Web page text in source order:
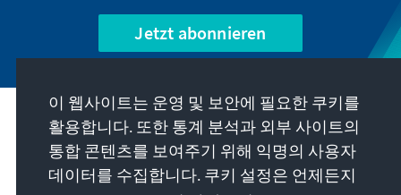
Jetzt abonnieren
우리의 과제
연락처
이 웹사이트는 운영 및 보안에 필요한 쿠키를
활용합니다. 또한 통계 분석과 외부 사이트의
통합 콘텐츠를 보여주기 위해 익명의 사용자
데이터를 수집합니다. 쿠키 설정은 언제든지